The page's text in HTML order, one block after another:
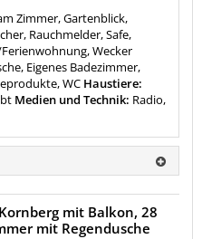
Zimmer, Gartenblick,
Rauchmelder, Safe,
Wecker
Eigenes Badezimmer,
WC Haustiere:
Medien und Technik: Radio,
mit Balkon, 28
mit Regendusche